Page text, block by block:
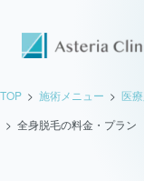
TOP 施術メニュー
医
全身脱毛の料金・プラン